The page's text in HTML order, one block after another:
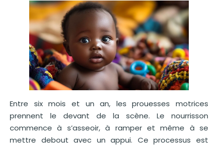
Entre six mois et un an, les prouesses motrices
prennent le devant de la scène. Le nourrisson
commence à s’asseoir, à ramper et même à se
mettre debout avec un appui. Ce processus est